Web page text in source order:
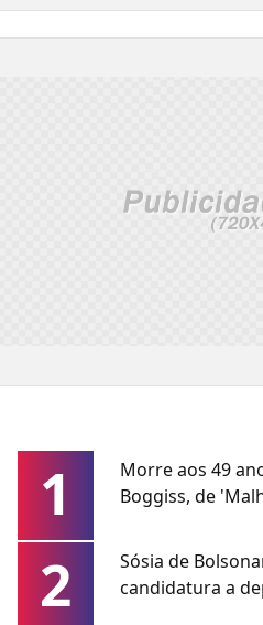
1
Morre aos 49
Boggiss, de
2
Sósia de
candidatura a